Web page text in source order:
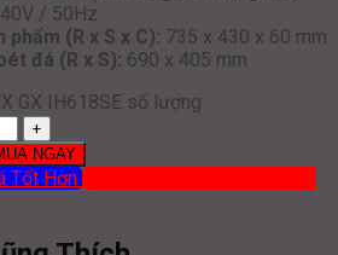
/ 50Hz
(R x S x C): 735 x 430 x 60 mm
đá (R x S): 690 x 405 mm
GX IH618SE số lượng
NGAY
Tốt Hơn Mua hàng qua ĐT: 0919 386